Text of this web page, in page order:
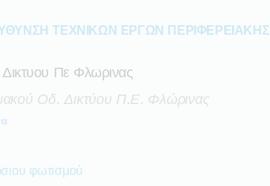
ΤΕΧΝΙΚΩΝ ΕΡΓΩΝ ΠΕΡΙΦΕΡΕΙΑΚΗΣ
Πε Φλωρινας
Οδ. Δικτύου Π.ε. Φλώρινας
φωτισμού